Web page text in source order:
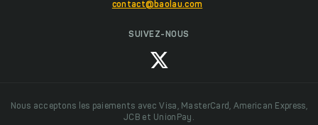
contact@baolau.com
SUIVEZ-NOUS
Nous acceptons les paiements avec Visa, MasterCard, American Express,
JCB et UnionPay.